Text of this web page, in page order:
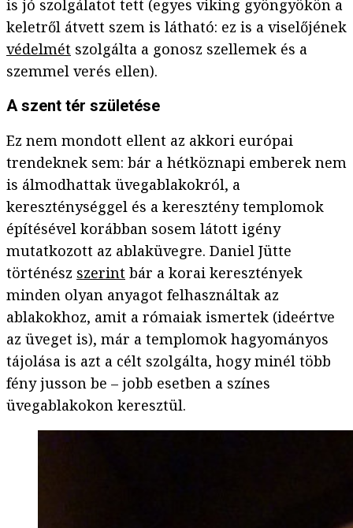
is jó szolgálatot tett (egyes viking gyöngyökön a
keletről átvett szem is látható: ez is a viselőjének
védelmét szolgálta a gonosz szellemek és a
szemmel verés ellen).
A szent tér születése
Ez nem mondott ellent az akkori európai
trendeknek sem: bár a hétköznapi emberek nem
is álmodhattak üvegablakokról, a
kereszténységgel és a keresztény templomok
építésével korábban sosem látott igény
mutatkozott az ablaküvegre. Daniel Jütte
történész szerint bár a korai keresztények
minden olyan anyagot felhasználtak az
ablakokhoz, amit a rómaiak ismertek (ideértve
az üveget is), már a templomok hagyományos
tájolása is azt a célt szolgálta, hogy minél több
fény jusson be – jobb esetben a színes
üvegablakokon keresztül.